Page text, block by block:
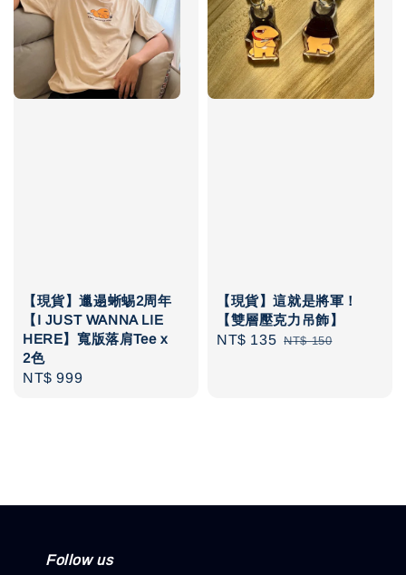
【現貨】邋遢蜥蜴2周年
【I JUST WANNA LIE
HERE】寬版落肩Tee x
2色
Regular
NT$ 999
【現貨】這就是將軍！
【雙層壓克力吊飾】
Sale
NT$ 135 Regular
NT$ 150
Follow us